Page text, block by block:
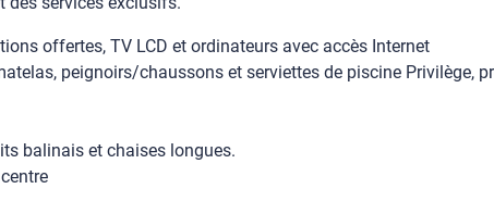
offertes, TV LCD et ordinateurs avec accès Internet
peignoirs/chaussons et serviettes de piscine Privilège,
balinais et chaises longues.